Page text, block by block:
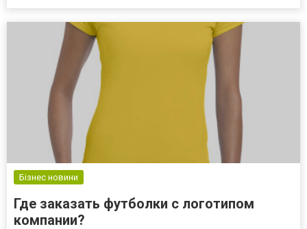
Бізнес новини
Где заказать футболки с логотипом
компании?